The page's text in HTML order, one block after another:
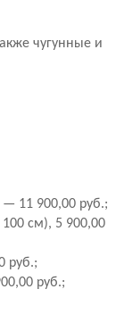
чугунные и
11 900,00 руб.;
см), 5 900,00
руб.;
руб.;